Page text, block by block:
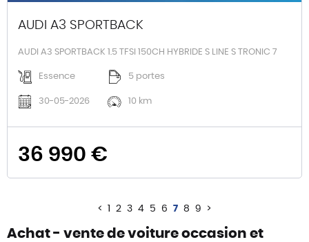
AUDI A3 SPORTBACK
AUDI A3 SPORTBACK 1.5 TFSI 150CH HYBRIDE S LINE S TRONIC 7
Essence 5 portes
30-05-2026 10 km
36 990 €
< 2 3 4 5 6 7 8 9 >
Achat - vente de voiture occasion et